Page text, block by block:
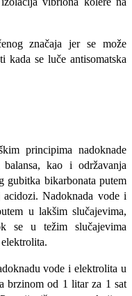
značaja jer se može
se luče antisomatska
principima nadoknade
kao i održavanja
gubitka bikarbonata putem
Nadoknada vode i
u lakšim slučaje­vima,
se u težim slučajevima
vode i elektrolita u
brzinom od 1 litar za 1 sat